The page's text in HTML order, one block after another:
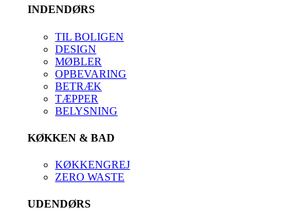
INDENDØRS
TIL BOLIGEN
DESIGN
MØBLER
OPBEVARING
BETRÆK
TÆPPER
BELYSNING
KØKKEN & BAD
KØKKENGREJ
ZERO WASTE
UDENDØRS